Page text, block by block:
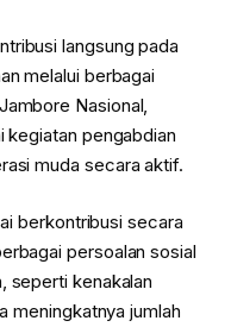
langsung pada
melalui berbagai
Nasional,
kegiatan pengabdian
muda secara aktif.
berkontribusi secara
persoalan sosial
seperti kenakalan
meningkatnya jumlah